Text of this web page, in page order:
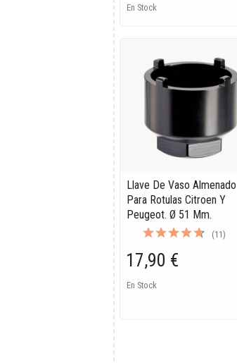
En Stock
Llave De Vaso Almenado
Para Rotulas Citroen Y
Peugeot. Ø 51 Mm.
(11)
17,90 €
En Stock